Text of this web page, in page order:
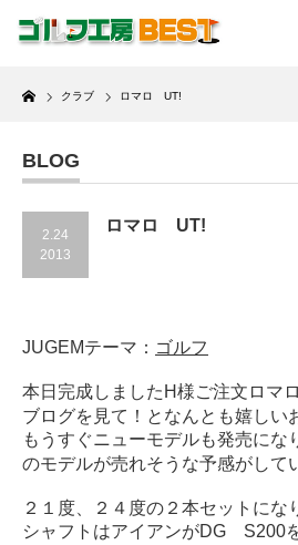
Home
クラブ ロマロ UT!
BLOG
2.24
2013
ロマロ UT!
JUGEMテーマ： ゴルフ
本日完成しましたH様ご注文ロマ
ブログを見て！となんとも嬉しい
もうすぐニューモデルも発売にな
のモデルが売れそうな予感がして
２１度、２４度の２本セットにな
シャフトはアイアンがDG S200